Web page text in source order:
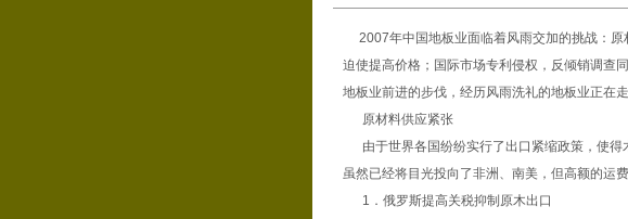
2007年中国地板业面临着风雨交加的挑战：原
迫使提高价格；国际市场专利侵权，反倾销调查
地板业前进的步伐，经历风雨洗礼的地板业正在
原材料供应紧张
由于世界各国纷纷实行了出口紧缩政策，使得
虽然已经将目光投向了非洲、南美，但高额的运
1．俄罗斯提高关税抑制原木出口